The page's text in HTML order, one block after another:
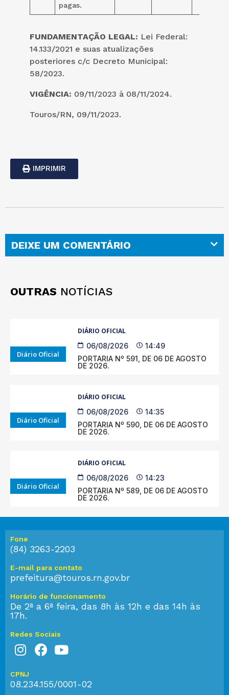
pagas.
FUNDAMENTAÇÃO LEGAL: Lei Federal:
14.133/2021 e suas atualizações
posteriores c/c Decreto Municipal:
58/2023.
VIGÊNCIA: 09/11/2023 à 08/11/2024.
Touros/RN, 09/11/2023.
IMPRIMIR
DEIXE UM COMENTÁRIO
OUTRAS NOTÍCIAS
Diário Oficial
DIÁRIO OFICIAL
06/08/2026
14:49
PORTARIA Nº 591, DE 06 DE AGOSTO
DE 2026.
Diário Oficial
DIÁRIO OFICIAL
06/08/2026
14:35
PORTARIA Nº 590, DE 06 DE AGOSTO
DE 2026.
Diário Oficial
DIÁRIO OFICIAL
06/08/2026
14:23
PORTARIA Nº 589, DE 06 DE AGOSTO
DE 2026.
Fone
(84) 3263-2203
E-mail para contato
prefeitura@touros.rn.gov.br
Horário de funcionamento
De 2ª a 6ª feira, das 8h às 12h e das 14h às
17h.
Redes Sociais
CPNJ
08.234.155/0001-02